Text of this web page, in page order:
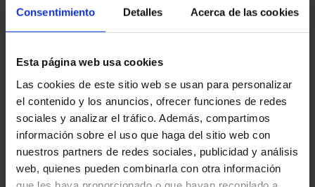
Consentimiento Detalles Acerca de las cookies
Esta página web usa cookies
Las cookies de este sitio web se usan para personalizar
el contenido y los anuncios, ofrecer funciones de redes
sociales y analizar el tráfico. Además, compartimos
información sobre el uso que haga del sitio web con
nuestros partners de redes sociales, publicidad y análisis
web, quienes pueden combinarla con otra información
Découvrez les portes automatiques Manusa
dans les quartiers de Barcelone